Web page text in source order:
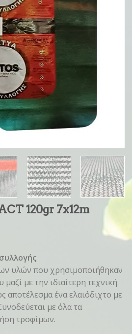
120gr 7x12m
υλών που χρησιμοποιήθηκαν
με την ιδιαίτερη τεχνική
αποτέλεσμα ένα ελαιόδιχτο με
με όλα τα
τροφίμων.